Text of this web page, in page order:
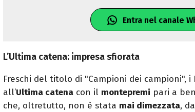
Entra nel canale
L’Ultima catena: impresa sfiorata
Freschi del titolo di "Campioni dei campioni",
all’Ultima catena con il montepremi pari a ben
che, oltretutto, non è stata mai dimezzata,